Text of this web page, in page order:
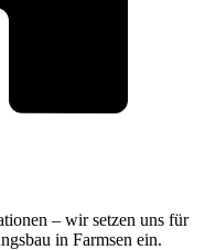
– wir setzen uns für
in Farmsen ein.